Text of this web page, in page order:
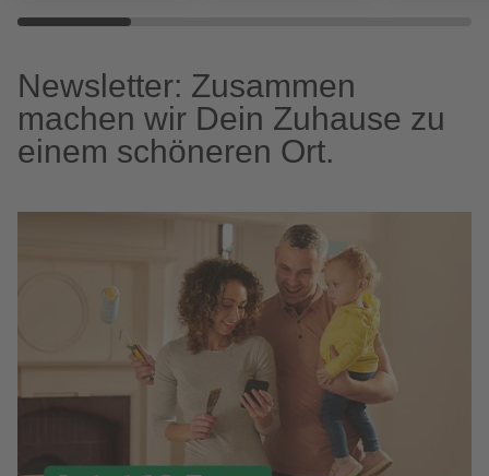
Newsletter: Zusammen
machen wir Dein Zuhause zu
einem schöneren Ort.